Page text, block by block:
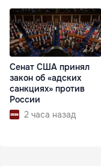
Сенат США принял
закон об «адских
санкциях» против
России
2 часа назад